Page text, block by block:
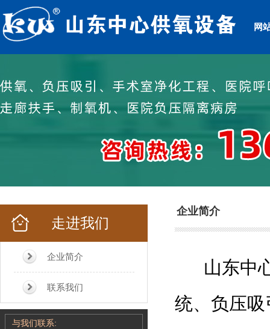
网
走进我们
企业简介
联系我们
与我们联系:
企业简介
山东中心
统、负压